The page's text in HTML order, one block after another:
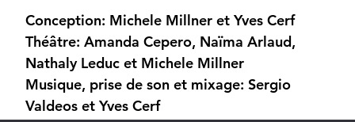
Conception: Michele Millner et Yves Cerf
Théâtre: Amanda Cepero, Naïma Arlaud,
Nathaly Leduc et Michele Millner
Musique, prise de son et mixage: Sergio
Valdeos et Yves Cerf